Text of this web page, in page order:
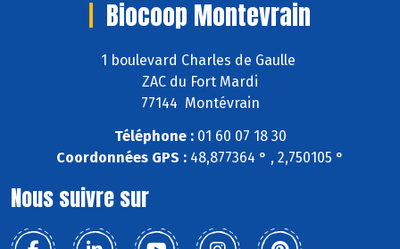
Biocoop Montevrain
1 boulevard Charles de Gaulle
ZAC du Fort Mardi
77144 Montévrain
Téléphone :01 60 07 18 30
Coordonnées GPS : 48,877364 ° , 2,750105 °
Nous suivre sur